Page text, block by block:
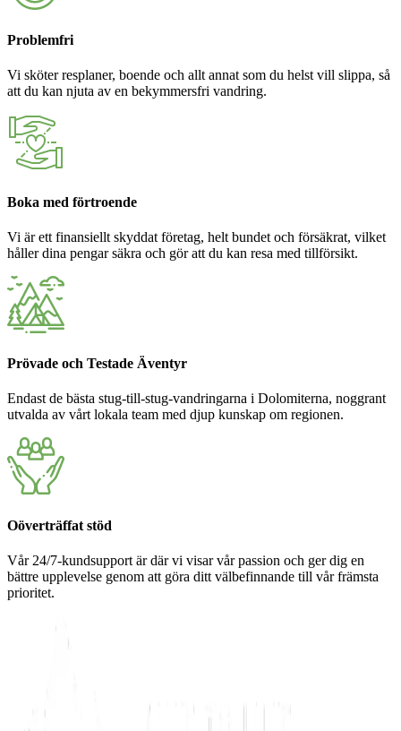
Problemfri
Vi sköter resplaner, boende och allt annat som du helst vill slippa, så
att du kan njuta av en bekymmersfri vandring.
Boka med förtroende
Vi är ett finansiellt skyddat företag, helt bundet och försäkrat, vilket
håller dina pengar säkra och gör att du kan resa med tillförsikt.
Prövade och Testade Äventyr
Endast de bästa stug-till-stug-vandringarna i Dolomiterna, noggrant
utvalda av vårt lokala team med djup kunskap om regionen.
Oöverträffat stöd
Vår 24/7-kundsupport är där vi visar vår passion och ger dig en
bättre upplevelse genom att göra ditt välbefinnande till vår främsta
prioritet.